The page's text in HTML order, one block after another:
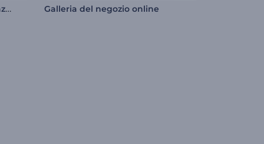
Kit di strumenti per la spiegazione dell'ecologia Galleria del negozio online